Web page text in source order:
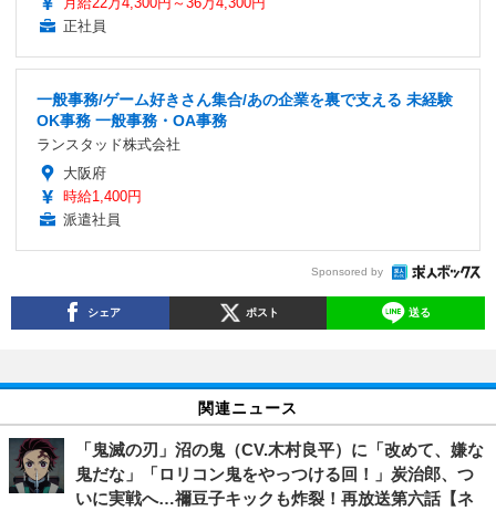
正社員
一般事務/ゲーム好きさん集合/あの企業を裏で支える 未経験
OK事務 一般事務・OA事務
ランスタッド株式会社
大阪府
時給1,400円
派遣社員
Sponsored by
シェア ポスト 送る
関連ニュース
「鬼滅の刃」沼の鬼（CV.木村良平）に「改めて、嫌な
鬼だな」「ロリコン鬼をやっつける回！」炭治郎、つ
いに実戦へ…禰豆子キックも炸裂！再放送第六話【ネ